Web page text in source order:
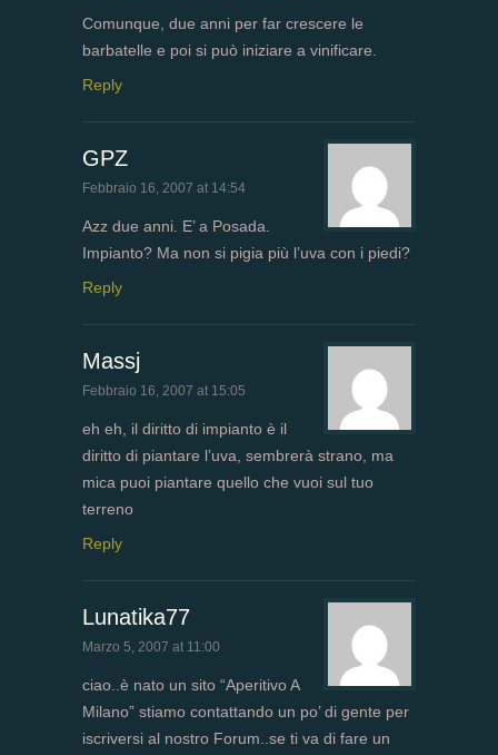
Comunque, due anni per far crescere le
barbatelle e poi si può iniziare a vinificare.
Reply
GPZ
Febbraio 16, 2007 at 14:54
Azz due anni. E’ a Posada.
Impianto? Ma non si pigia più l’uva con i piedi?
Reply
Massj
Febbraio 16, 2007 at 15:05
eh eh, il diritto di impianto è il
diritto di piantare l’uva, sembrerà strano, ma
mica puoi piantare quello che vuoi sul tuo
terreno
Reply
Lunatika77
Marzo 5, 2007 at 11:00
ciao..è nato un sito “Aperitivo A
Milano” stiamo contattando un po’ di gente per
iscriversi al nostro Forum..se ti va di fare un